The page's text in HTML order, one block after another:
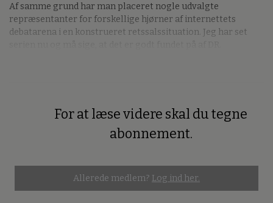
Af samme grund har man placeret nogle udvalgte
repræsentanter for forskellige hjørner af internettets
debatarena i en konstrueret retssalssituation. Jeg har set
For at læse videre skal du tegne
abonnement.
Allerede medlem? Log ind her.